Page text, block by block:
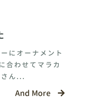
にオーナメント
合わせてマラカ
ん...
And More